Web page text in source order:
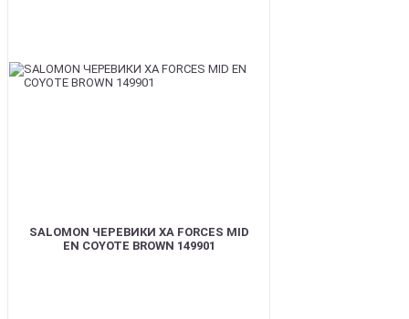
SALOMON ЧЕРЕВИКИ XA FORCES MID
EN COYOTE BROWN 149901